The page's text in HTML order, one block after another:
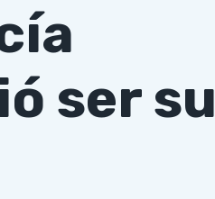
ser su